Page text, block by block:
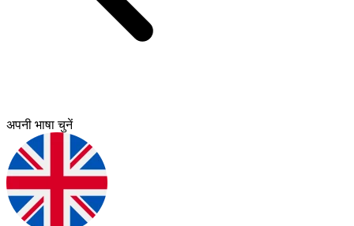
अपनी भाषा चुनें